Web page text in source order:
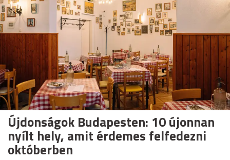
Újdonságok Budapesten: 10 újonnan
nyílt hely, amit érdemes felfedezni
októberben